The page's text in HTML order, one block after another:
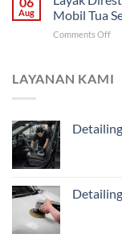
di
dari
Aug
Mobil Tua
Comments Offon
atau
LAYANAN KAMI